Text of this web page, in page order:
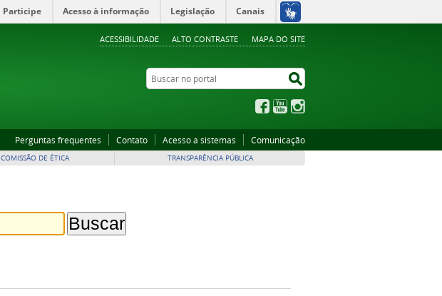
ACESSIBILIDADE ALTO CONTRASTE MAPA DO SITE
Participe Acesso à informação Legislação Canais
Buscar no portal
FacebookYouTube
Perguntas frequentes Contato Acesso a sistemas Comunicação
COMISSÃO DE ÉTICA TRANSPARÊNCIA PÚBLICA